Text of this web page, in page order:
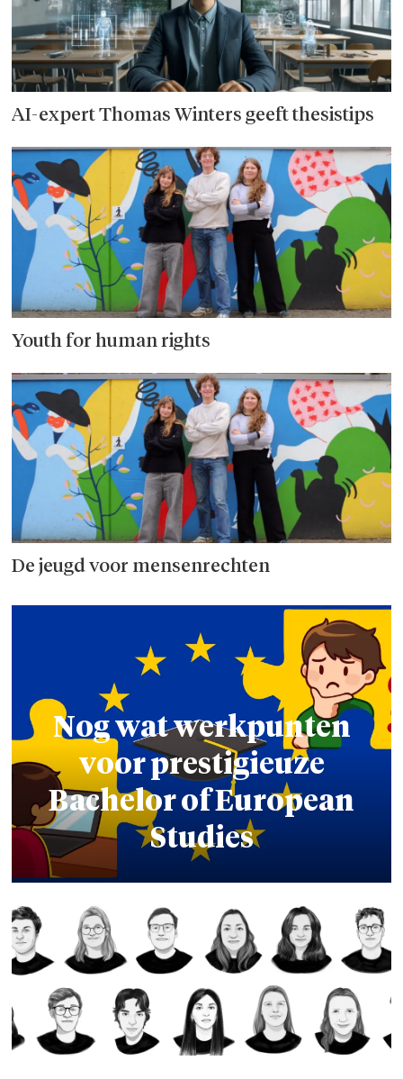
AI-expert Thomas Winters geeft thesistips
Youth for human rights
De jeugd voor mensenrechten
Nog wat werkpunten
voor prestigieuze
Bachelor of European
Studies